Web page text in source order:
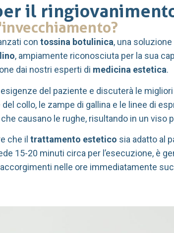
il
con tossina botulinica, una
, ampiamente riconosciuta per la sua
dai nostri esperti di medicina estetica.
del paziente e discuterà le
collo, le zampe di gallina e le linee di
causano le rughe, risultando in un viso
che il trattamento estetico sia adatto al
15-20 minuti circa per l’esecuzione, è
nelle ore immediatamente